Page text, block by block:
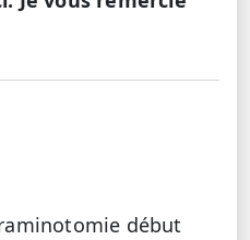
début